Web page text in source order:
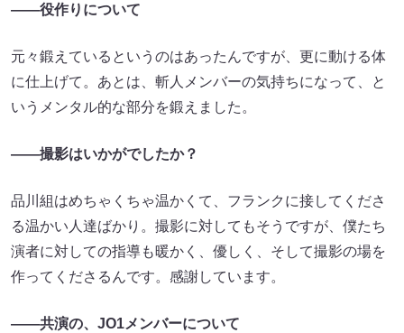
――役作りについて
元々鍛えているというのはあったんですが、更に動ける体
に仕上げて。あとは、斬人メンバーの気持ちになって、と
いうメンタル的な部分を鍛えました。
――撮影はいかがでしたか？
品川組はめちゃくちゃ温かくて、フランクに接してくださ
る温かい人達ばかり。撮影に対してもそうですが、僕たち
演者に対しての指導も暖かく、優しく、そして撮影の場を
作ってくださるんです。感謝しています。
――共演の、JO1メンバーについて